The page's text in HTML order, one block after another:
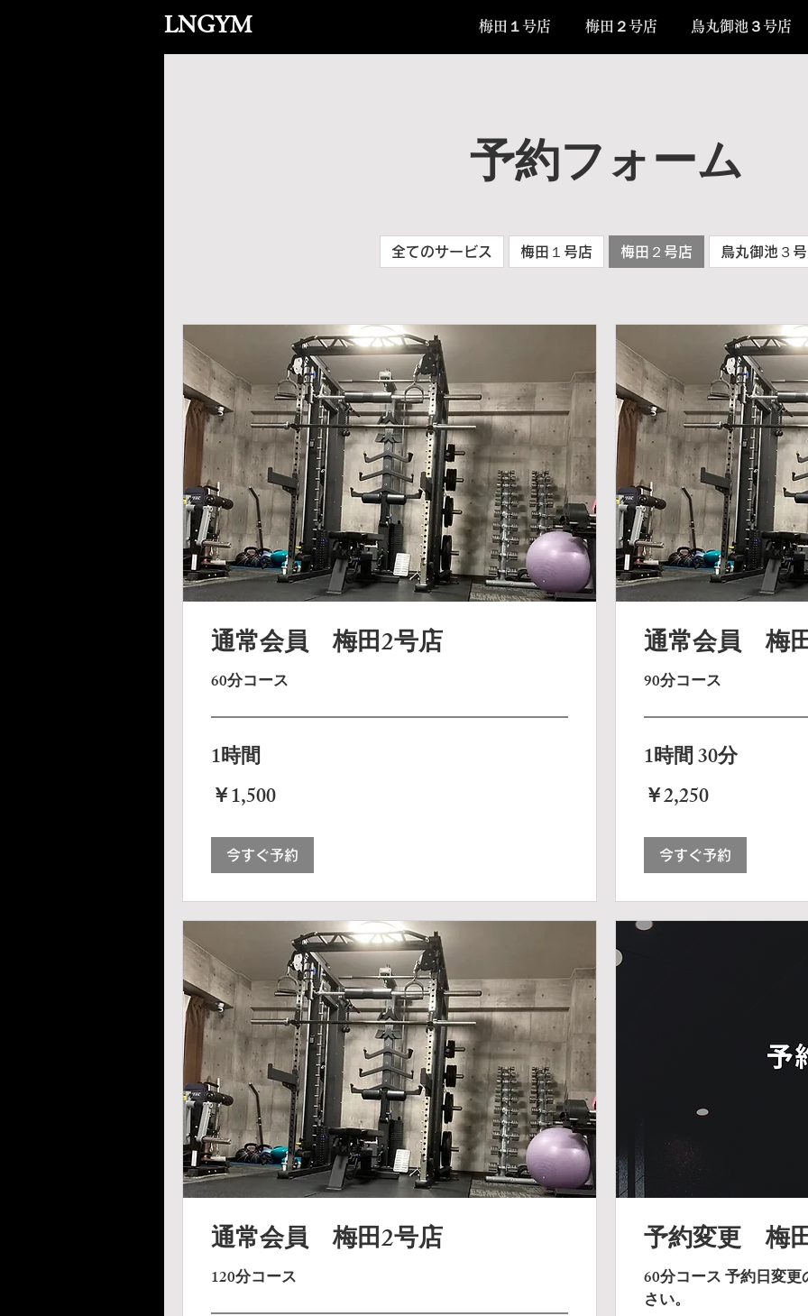
LNGYM 梅田１号店 梅田２号店 鳥丸御池３号店
予約フォーム
全てのサービス 梅田１号店 梅田２号店 鳥丸御池３
通常会員 梅田2号店
60分コース
1時間
円
￥1,500
今すぐ予約
通常会員 梅
90分コース
1時間 30分
円
￥2,250
今すぐ予約
通常会員 梅田2号店
120分コース
予約変更 梅
60分コース 予約日変
さい。